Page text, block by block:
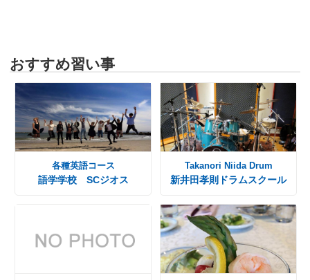
おすすめ習い事
各種英語コース
語学学校 SCジオス
Takanori Niida Drum
新井田孝則ドラムスクール